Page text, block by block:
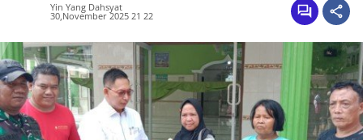
Yin Yang Dahsyat
30,November 2025 21 22